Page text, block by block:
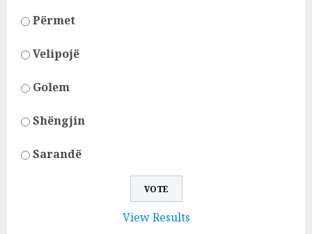
Përmet
Velipojë
Golem
Shëngjin
Sarandë
View Results